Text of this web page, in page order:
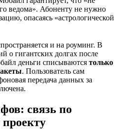
ведома». Абоненту не нужно
опасаясь «астрологической
и на роуминг. В
о гигантских долгах после
деньги списываются только
. Пользователь сам
передача данных за
связь по